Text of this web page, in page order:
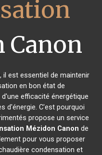
Canon
, il est essentiel de maintenir
en bon état de
efficacité énergétique
d'énergie. C'est pourquoi
propose un service
Mézidon Canon de
pour vous proposer
condensation et